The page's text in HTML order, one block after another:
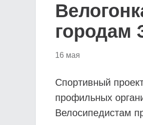
городам
16 мая
Спортивный
профильных
Велосипедистам